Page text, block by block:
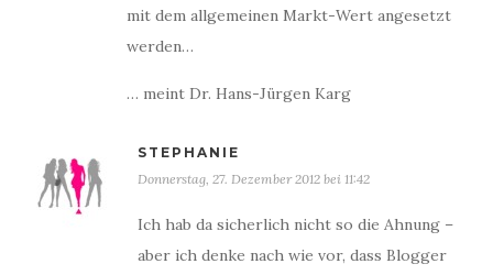
mit dem allgemeinen Markt-Wert angesetzt
werden…
… meint Dr. Hans-Jürgen Karg
STEPHANIE
Donnerstag, 27. Dezember 2012 bei 11:42
Ich hab da sicherlich nicht so die Ahnung –
aber ich denke nach wie vor, dass Blogger